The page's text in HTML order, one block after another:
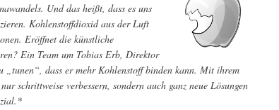
Und das heißt, dass es uns
Kohlenstoffdioxid aus der Luft
Eröffnet die künstliche
Ein Team um Tobias Erb, Direktor
dass er mehr Kohlenstoff binden kann. Mit ihrem
schrittweise verbessern, sondern auch ganz neue Lösungen